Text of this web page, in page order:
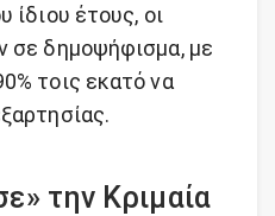
ίδιου έτους, οι
σε δημοψήφισμα, με
τοις εκατό να
την Κριμαία